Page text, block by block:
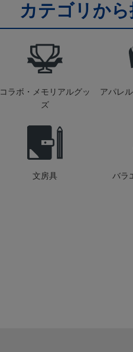
カテゴリか
コラボ・メモリアルグッ
ズ
アパレ
文房具 バラ